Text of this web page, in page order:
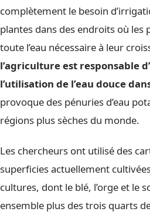
complètement le besoin
plantes dans des endroits où
toute l’eau nécessaire à leur
l’agriculture est responsable
l’utilisation de l’eau douce
provoque des pénuries d’eau
régions plus sèches du monde.
Les chercheurs ont utilisé des
superficies actuellement
cultures, dont le blé, l’orge et le
ensemble plus des trois quarts